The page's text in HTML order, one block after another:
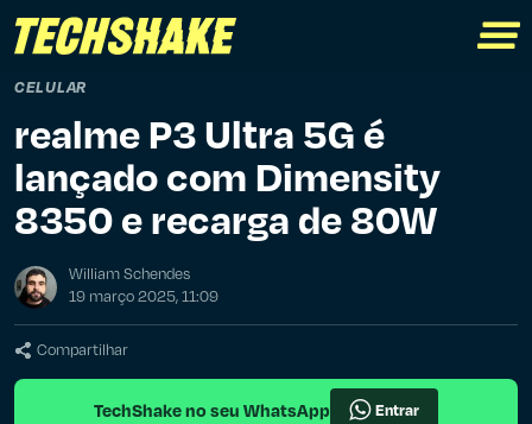
CELULAR
realme P3 Ultra 5G é
lançado com Dimensity
8350 e recarga de 80W
William Schendes
19 março 2025, 11:09
Compartilhar
TechShake no seu WhatsApp Entrar